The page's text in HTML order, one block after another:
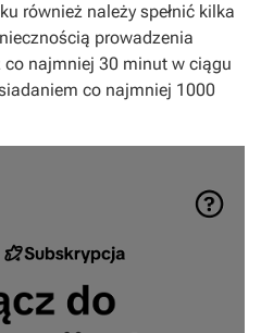
również należy spełnić kilka
prowadzenia
najmniej 30 minut w ciągu
co najmniej 1000